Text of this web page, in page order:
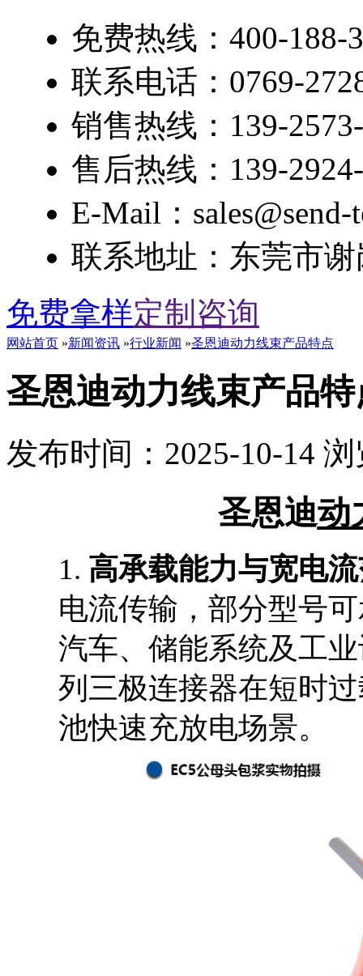
免费热线：400-188-
联系电话：0769-
销售热线：139-
售后热线：139-
E-Mail：sales@send-
联系地址：东莞市
免费拿样定制咨询
网站首页 »新闻资讯 »行业新闻 »圣恩迪动力线束产品特点
圣恩迪动力线束产品特
发布时间：2025-10-14
圣恩迪动
1. 高承载能力与宽电
电流传输，部分型号
汽车、储能系统及工
列三极连接器在短时
池快速充放电场景。